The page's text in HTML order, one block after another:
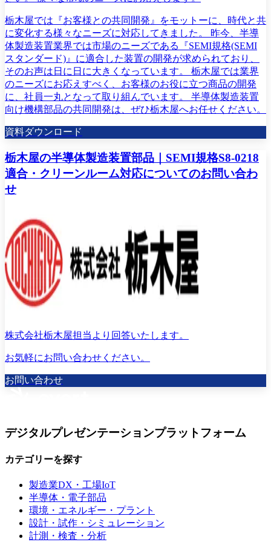
栃木屋では『お客様との共同開発』をモットーに、時代と共
に変化する様々なニーズに対応してきました。 昨今、半導
体製造装置業界では市場のニーズである『SEMI規格(SEMI
スタンダード)』に適合した装置の開発が求められており、
そのお声は日に日に大きくなっています。 栃木屋では業界
のニーズにお応えすべく、お客様のお役に立つ商品の開発
に、社員一丸となって取り組んでいます。 半導体製造装置
向け機構部品の共同開発は、ぜひ栃木屋へお任せください。
資料ダウンロード
栃木屋の半導体製造装置部品｜SEMI規格S8-0218
適合・クリーンルーム対応についてのお問い合わ
せ
株式会社栃木屋担当より回答いたします。
お気軽にお問い合わせください。
お問い合わせ
デジタルプレゼンテーションプラットフォーム
カテゴリーを探す
製造業DX・工場IoT
半導体・電子部品
環境・エネルギー・プラント
設計・試作・シミュレーション
計測・検査・分析